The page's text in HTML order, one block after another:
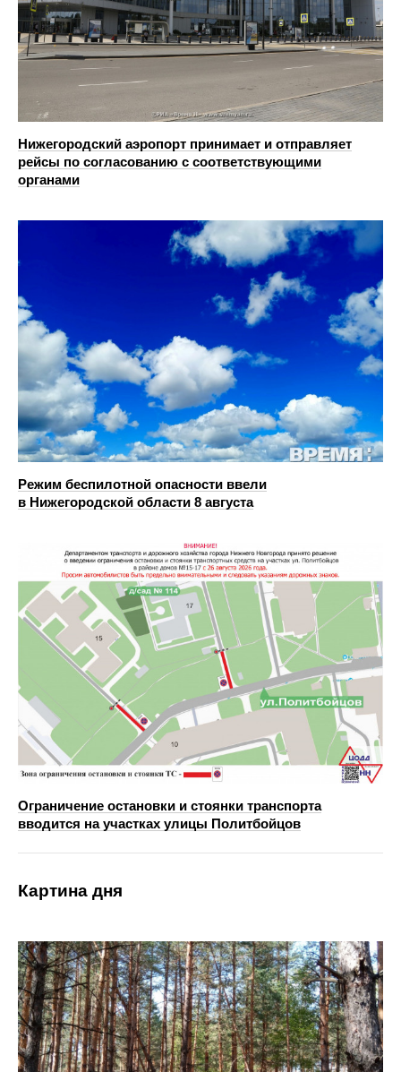
Нижегородский аэропорт принимает и отправляет
рейсы по согласованию с соответствующими
органами
Режим беспилотной опасности ввели
в Нижегородской области 8 августа
Ограничение остановки и стоянки транспорта
вводится на участках улицы Политбойцов
Картина дня